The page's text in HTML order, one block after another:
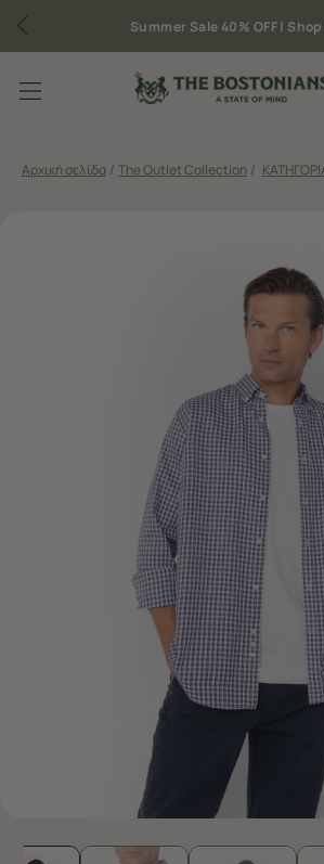
Summer Sale 40% OFF |
Αρχική σελίδα / The Outlet Collection /